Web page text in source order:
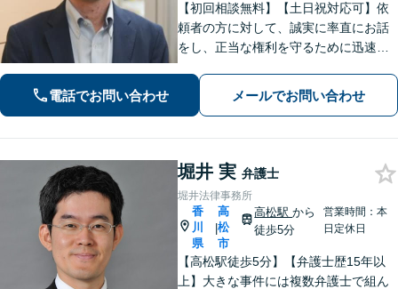
【初回相談無料】【土日祝対応可】依
頼者の方に対して、誠実に率直にお話
をし、正当な権利を守るために迅速に
テラン弁護士のノウハウと、若手弁護
士のフットワークで、依頼者の方の多
電話でお問い合わせ メールでお問い合わせ
堀井 実 弁護士
堀井法律事務所
香
川
県
|
高
松
市
高松駅から
徒歩5分
営業時間：本
日定休日
【高松駅徒歩5分】【弁護士歴15年以
上】大きな事件には複数弁護士で組ん